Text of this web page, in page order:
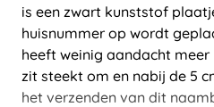
is een zwart kunststof
huisnummer op wordt
heeft weinig aandacht
zit steekt om en nabij de 5
het verzenden van dit